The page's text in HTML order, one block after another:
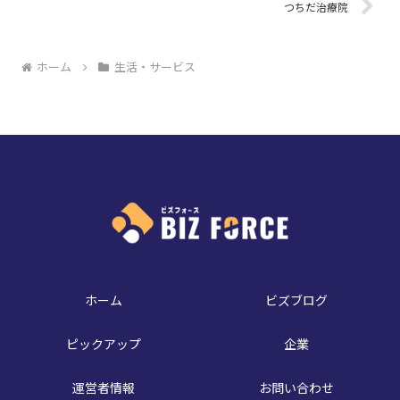
つちだ治療院
ホーム 生活・サービス
ホーム ビズブログ
ピックアップ 企業
運営者情報 お問い合わせ